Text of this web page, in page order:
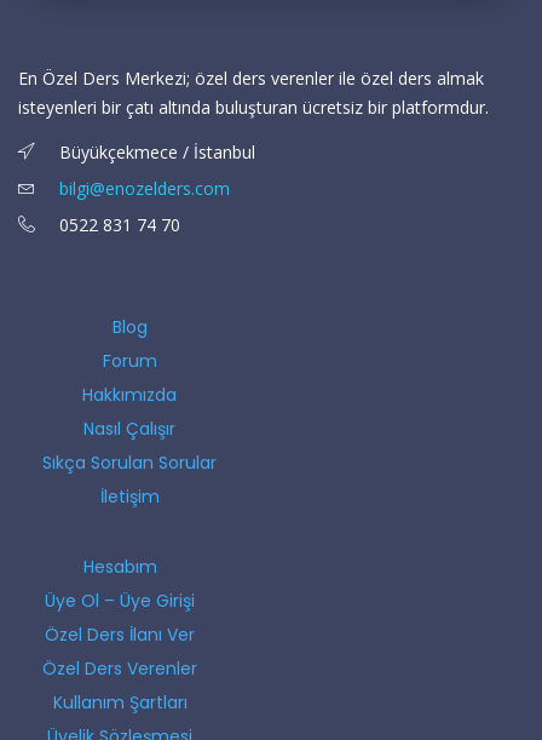
En Özel Ders Merkezi; özel ders verenler ile özel ders almak
isteyenleri bir çatı altında buluşturan ücretsiz bir platformdur.
Büyükçekmece / İstanbul
bilgi@enozelders.com
0522 831 74 70
Blog
Forum
Hakkımızda
Nasıl Çalışır
Sıkça Sorulan Sorular
İletişim
Hesabım
Üye Ol – Üye Girişi
Özel Ders İlanı Ver
Özel Ders Verenler
Kullanım Şartları